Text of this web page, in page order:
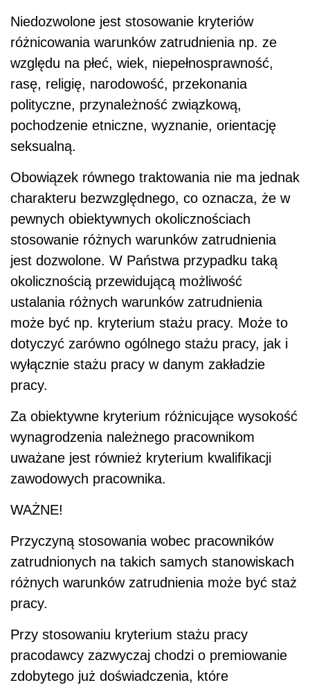
Niedozwolone jest stosowanie kryteriów
różnicowania warunków zatrudnienia np. ze
względu na płeć, wiek, niepełnosprawność,
rasę, religię, narodowość, przekonania
polityczne, przynależność związkową,
pochodzenie etniczne, wyznanie, orientację
seksualną.
Obowiązek równego traktowania nie ma jednak
charakteru bezwzględnego, co oznacza, że w
pewnych obiektywnych okolicznościach
stosowanie różnych warunków zatrudnienia
jest dozwolone. W Państwa przypadku taką
okolicznością przewidującą możliwość
ustalania różnych warunków zatrudnienia
może być np. kryterium stażu pracy. Może to
dotyczyć zarówno ogólnego stażu pracy, jak i
wyłącznie stażu pracy w danym zakładzie
pracy.
Za obiektywne kryterium różnicujące wysokość
wynagrodzenia należnego pracownikom
uważane jest również kryterium kwalifikacji
zawodowych pracownika.
WAŻNE!
Przyczyną stosowania wobec pracowników
zatrudnionych na takich samych stanowiskach
różnych warunków zatrudnienia może być staż
pracy.
Przy stosowaniu kryterium stażu pracy
pracodawcy zazwyczaj chodzi o premiowanie
zdobytego już doświadczenia, które